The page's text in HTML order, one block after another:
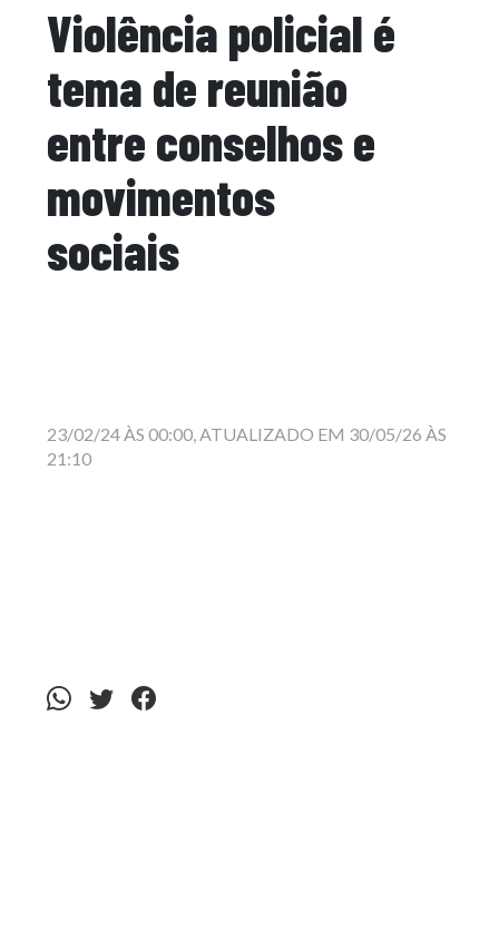
Violência policial é
tema de reunião
entre conselhos e
movimentos
sociais
23/02/24 ÀS 00:00, ATUALIZADO EM 30/05/26 ÀS
21:10